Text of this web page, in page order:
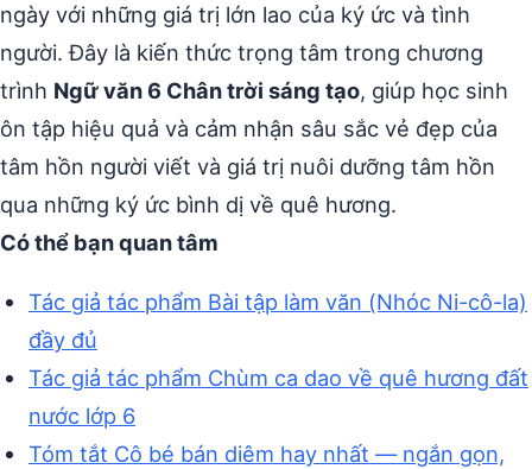
ngày với những giá trị lớn lao của ký ức và tình
người. Đây là kiến thức trọng tâm trong chương
trình Ngữ văn 6 Chân trời sáng tạo, giúp học sinh
ôn tập hiệu quả và cảm nhận sâu sắc vẻ đẹp của
tâm hồn người viết và giá trị nuôi dưỡng tâm hồn
qua những ký ức bình dị về quê hương.
Có thể bạn quan tâm
Tác giả tác phẩm Bài tập làm văn (Nhóc Ni-cô-la)
đầy đủ
Tác giả tác phẩm Chùm ca dao về quê hương đất
nước lớp 6
Tóm tắt Cô bé bán diêm hay nhất — ngắn gọn,